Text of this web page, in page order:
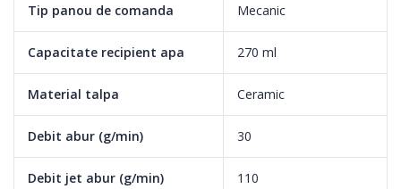
Debit de abur de pana la 30 g/min. pentru performanta continua
si puternica
Debit de abur puternic si continuu pentru o mai buna
indepartare a cutelor.
Tip panou de comanda Mecanic
Capacitate recipient apa 270 ml
Material talpa Ceramic
Debit abur (g/min) 30
Debit jet abur (g/min) 110